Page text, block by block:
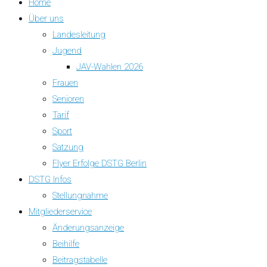
Home
Über uns
Landesleitung
Jugend
JAV-Wahlen 2026
Frauen
Senioren
Tarif
Sport
Satzung
Flyer Erfolge DSTG Berlin
DSTG Infos
Stellungnahme
Mitgliederservice
Änderungsanzeige
Beihilfe
Beitragstabelle